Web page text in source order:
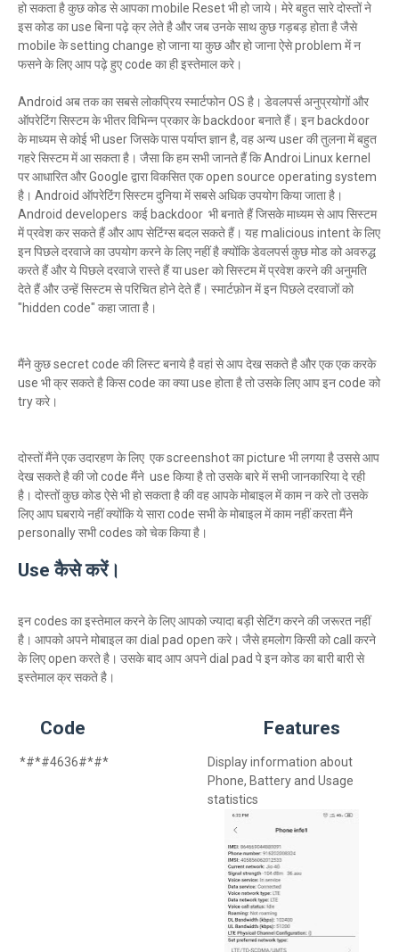
हो सकता है कुछ कोड से आपका mobile Reset भी हो जाये। मेरे बहुत सारे दोस्तों ने
इस कोड का use बिना पढ़े क्र लेते है और जब उनके साथ कुछ गड़बड़ होता है जैसे
mobile के setting change हो जाना या कुछ और हो जाना ऐसे problem में न
फसने के लिए आप पढ़े हुए code का ही इस्तेमाल करे।
Android अब तक का सबसे लोकप्रिय स्मार्टफोन OS है। डेवलपर्स अनुप्रयोगों और
ऑपरेटिंग सिस्टम के भीतर विभिन्न प्रकार के backdoor बनाते हैं। इन backdoor
के माध्यम से कोई भी user जिसके पास पर्याप्त ज्ञान है, वह अन्य user की तुलना में बहुत
गहरे सिस्टम में आ सकता है। जैसा कि हम सभी जानते हैं कि Androi Linux kernel
पर आधारित और Google द्वारा विकसित एक open source operating system
है। Android ऑपरेटिंग सिस्टम दुनिया में सबसे अधिक उपयोग किया जाता है।
Android developers कई backdoor भी बनाते हैं जिसके माध्यम से आप सिस्टम
में प्रवेश कर सकते हैं और आप सेटिंग्स बदल सकते हैं। यह malicious intent के लिए
इन पिछले दरवाजे का उपयोग करने के लिए नहीं है क्योंकि डेवलपर्स कुछ मोड को अवरुद्ध
करते हैं और ये पिछले दरवाजे रास्ते हैं या user को सिस्टम में प्रवेश करने की अनुमति
देते हैं और उन्हें सिस्टम से परिचित होने देते हैं। स्मार्टफ़ोन में इन पिछले दरवाजों को
"hidden code" कहा जाता है।
मैंने कुछ secret code की लिस्ट बनाये है वहां से आप देख सकते है और एक एक करके
use भी क्र सकते है किस code का क्या use होता है तो उसके लिए आप इन code को
try करे।
दोस्तों मैंने एक उदारहण के लिए एक screenshot का picture भी लगया है उससे आप
देख सकते है की जो code मैंने use किया है तो उसके बारे में सभी जानकारिया दे रही
है। दोस्तों कुछ कोड ऐसे भी हो सकता है की वह आपके मोबाइल में काम न करे तो उसके
लिए आप घबराये नहीं क्योंकि ये सारा code सभी के मोबाइल में काम नहीं करता मैंने
personally सभी codes को चेक किया है।
Use कैसे करें।
इन codes का इस्तेमाल करने के लिए आपको ज्यादा बड़ी सेटिंग करने की जरूरत नहीं
है। आपको अपने मोबाइल का dial pad open करे। जैसे हमलोग किसी को call करने
के लिए open करते है। उसके बाद आप अपने dial pad पे इन कोड का बारी बारी से
इस्तेमाल क्र सकते है।
Code Features
*#*#4636#*#*
Display information about
Phone, Battery and Usage
statistics